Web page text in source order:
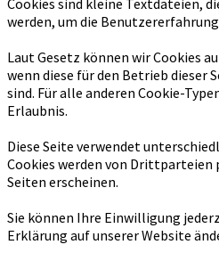
Cookies sind kleine Textdateien,
werden, um die
Laut Gesetz können wir Cookies
wenn diese für den Betrieb dieser
sind. Für alle anderen Cookie-
Erlaubnis.
Diese Seite verwendet
Cookies werden von Drittparteien
Seiten erscheinen.
Sie können Ihre Einwilligung
Erklärung auf unserer Website